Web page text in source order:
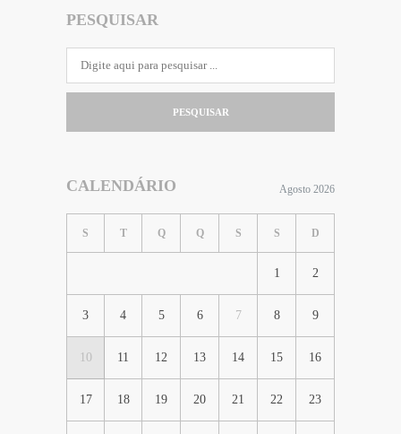
PESQUISAR
PESQUISAR
CALENDÁRIO Agosto 2026
S T Q Q S S D
1 2
3 4 5 6 7 8 9
10 11 12 13 14 15 16
17 18 19 20 21 22 23